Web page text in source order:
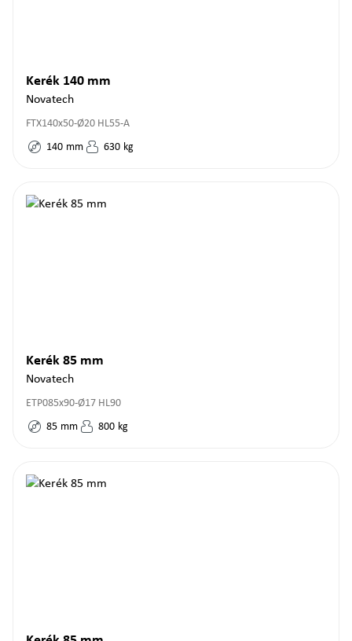
Kerék 140 mm
Novatech
FTX140x50-Ø20 HL55-A
140 mm 630 kg
Kerék 85 mm
Novatech
ETP085x90-Ø17 HL90
85 mm 800 kg